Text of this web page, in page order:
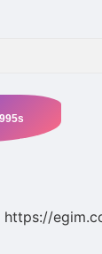
https://